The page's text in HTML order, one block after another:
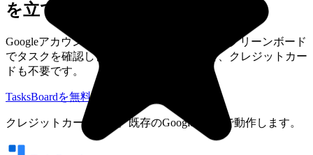
"I love the simple, intuitive interface and the Add to Tasks feature,
especially as I work through my emails! Sharing my tasks is also
easy. Overall, outstanding and simple to use, and that means a lot
with too many complex tasks out there!"
GC
Greg Cantori
を立てる
Googleアカウントでサインインして、フルスクリーンボード
でタスクを確認しましょう。ずっと無料で、クレジットカー
ドも不要です。
TasksBoardを無料で試す
クレジットカード不要。既存のGoogle Tasksで動作します。